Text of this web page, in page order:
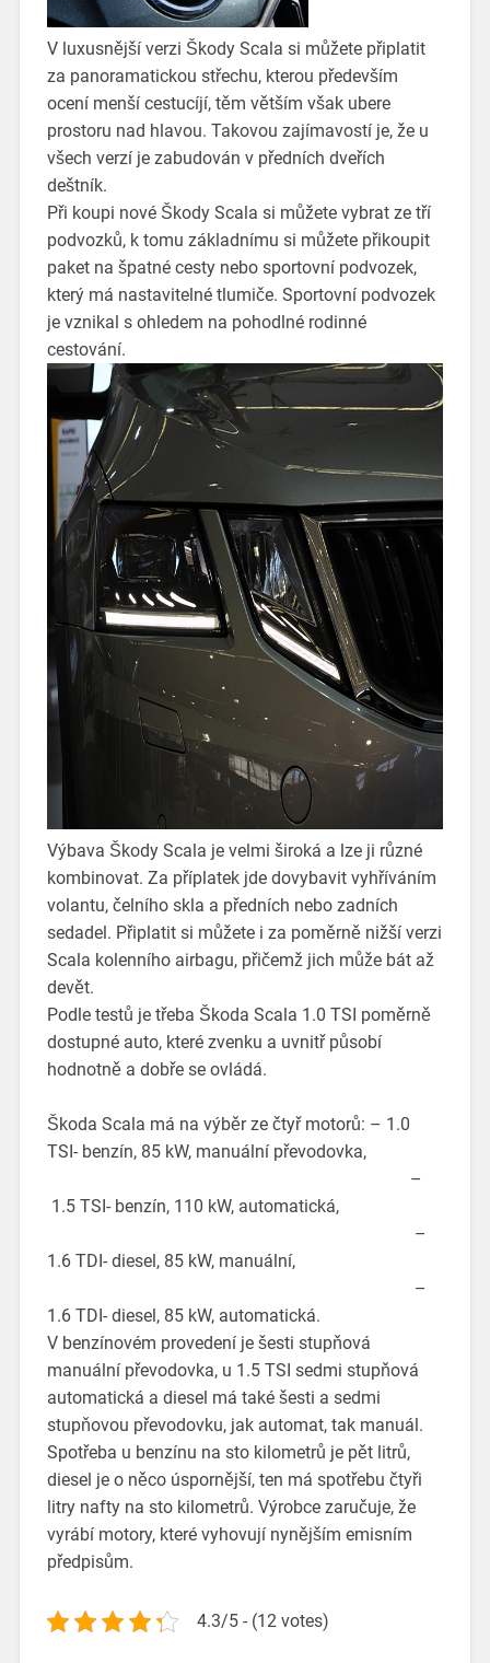
V luxusnější verzi Škody Scala si můžete připlatit
za panoramatickou střechu, kterou především
ocení menší cestucíjí, těm větším však ubere
prostoru nad hlavou. Takovou zajímavostí je, že u
všech verzí je zabudován v předních dveřích
deštník.
Při koupi nové Škody Scala si můžete vybrat ze tří
podvozků, k tomu základnímu si můžete přikoupit
paket na špatné cesty nebo sportovní podvozek,
který má nastavitelné tlumiče. Sportovní podvozek
je vznikal s ohledem na pohodlné rodinné
cestování.
Výbava Škody Scala je velmi široká a lze ji různé
kombinovat. Za příplatek jde dovybavit vyhříváním
volantu, čelního skla a předních nebo zadních
sedadel. Připlatit si můžete i za poměrně nižší verzi
Scala kolenního airbagu, přičemž jich může bát až
devět.
Podle testů je třeba Škoda Scala 1.0 TSI poměrně
dostupné auto, které zvenku a uvnitř působí
hodnotně a dobře se ovládá.
Škoda Scala má na výběr ze čtyř motorů: – 1.0
TSI- benzín, 85 kW, manuální převodovka,
–
1.5 TSI- benzín, 110 kW, automatická,
–
1.6 TDI- diesel, 85 kW, manuální,
–
1.6 TDI- diesel, 85 kW, automatická.
V benzínovém provedení je šesti stupňová
manuální převodovka, u 1.5 TSI sedmi stupňová
automatická a diesel má také šesti a sedmi
stupňovou převodovku, jak automat, tak manuál.
Spotřeba u benzínu na sto kilometrů je pět litrů,
diesel je o něco úspornější, ten má spotřebu čtyři
litry nafty na sto kilometrů. Výrobce zaručuje, že
vyrábí motory, které vyhovují nynějším emisním
předpisům.
4.3/5 - (12 votes)